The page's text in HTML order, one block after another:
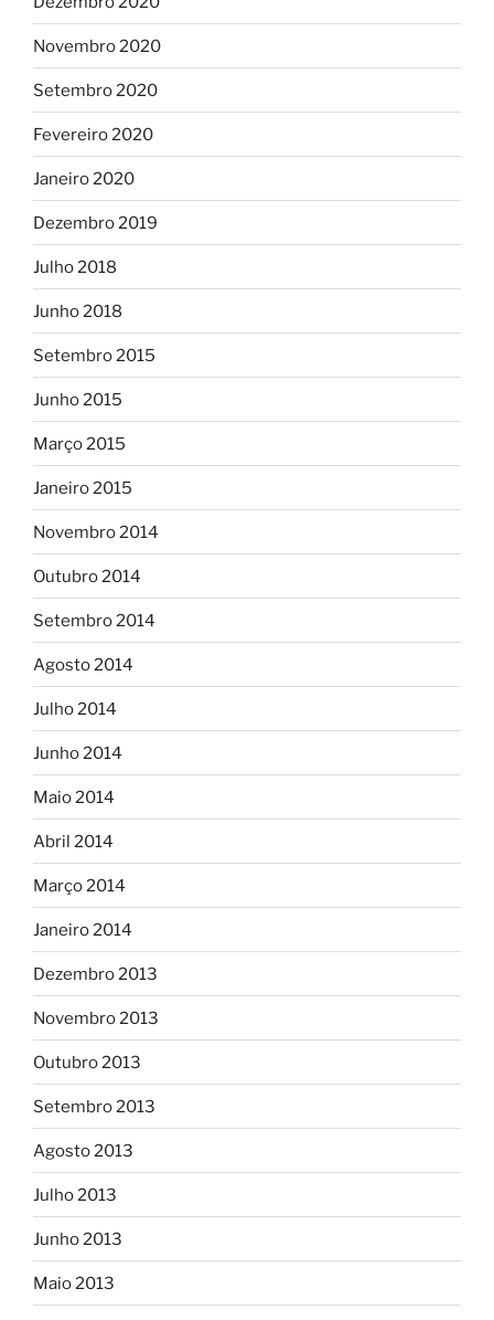
Novembro 2020
Setembro 2020
Fevereiro 2020
Janeiro 2020
Dezembro 2019
Julho 2018
Junho 2018
Setembro 2015
Junho 2015
Março 2015
Janeiro 2015
Novembro 2014
Outubro 2014
Setembro 2014
Agosto 2014
Julho 2014
Junho 2014
Maio 2014
Abril 2014
Março 2014
Janeiro 2014
Dezembro 2013
Novembro 2013
Outubro 2013
Setembro 2013
Agosto 2013
Julho 2013
Junho 2013
Maio 2013